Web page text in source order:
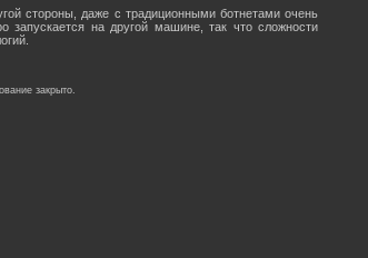
стороны, даже с традиционными ботнетами очень
запускается на другой машине, так что сложности
закрыто.